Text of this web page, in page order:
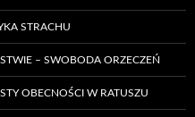
STRACHU
– SWOBODA ORZECZEŃ
OBECNOŚCI W RATUSZU